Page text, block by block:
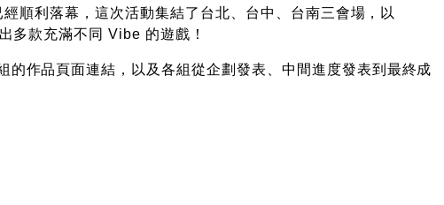
順利落幕，這次活動集結了台北、台中、台南三會場，以
多款充滿不同 Vibe 的遊戲！
的作品頁面連結，以及各組從企劃發表、中間進度發表到最終成